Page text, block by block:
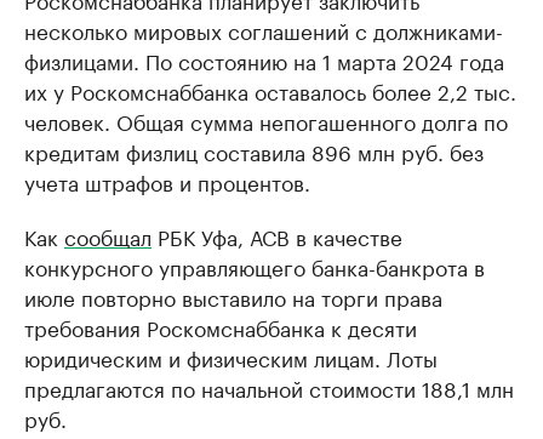
несколько мировых соглашений с должниками-
физлицами. По состоянию на 1 марта 2024 года
их у Роскомснаббанка оставалось более 2,2 тыс.
человек. Общая сумма непогашенного долга по
кредитам физлиц составила 896 млн руб. без
учета штрафов и процентов.
Как сообщал РБК Уфа, АСВ в качестве
конкурсного управляющего банка-банкрота в
июле повторно выставило на торги права
требования Роскомснаббанка к десяти
юридическим и физическим лицам. Лоты
предлагаются по начальной стоимости 188,1 млн
руб.